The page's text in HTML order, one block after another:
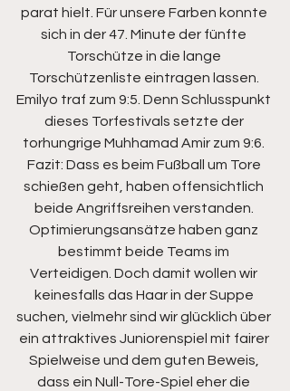
parat hielt. Für unsere Farben konnte
sich in der 47. Minute der fünfte
Torschütze in die lange
Torschützenliste eintragen lassen.
Emilyo traf zum 9:5. Denn Schlusspunkt
dieses Torfestivals setzte der
torhungrige Muhhamad Amir zum 9:6.
Fazit: Dass es beim Fußball um Tore
schießen geht, haben offensichtlich
beide Angriffsreihen verstanden.
Optimierungsansätze haben ganz
bestimmt beide Teams im
Verteidigen. Doch damit wollen wir
keinesfalls das Haar in der Suppe
suchen, vielmehr sind wir glücklich über
ein attraktives Juniorenspiel mit fairer
Spielweise und dem guten Beweis,
dass ein Null-Tore-Spiel eher die